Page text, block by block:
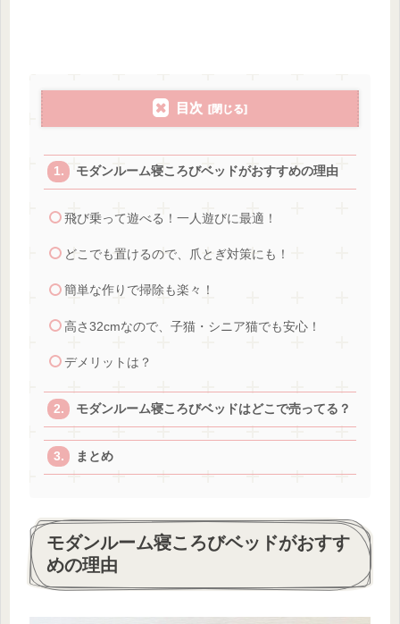
目次
モダンルーム寝ころびベッドがおすすめの理由
飛び乗って遊べる！一人遊びに最適！
どこでも置けるので、爪とぎ対策にも！
簡単な作りで掃除も楽々！
高さ32cmなので、子猫・シニア猫でも安心！
デメリットは？
モダンルーム寝ころびベッドはどこで売ってる？
まとめ
モダンルーム寝ころびベッドがおすす
めの理由